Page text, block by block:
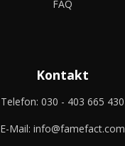
FAQ
Kontakt
Telefon: 030 - 403 665 430
E-Mail: info@famefact.com